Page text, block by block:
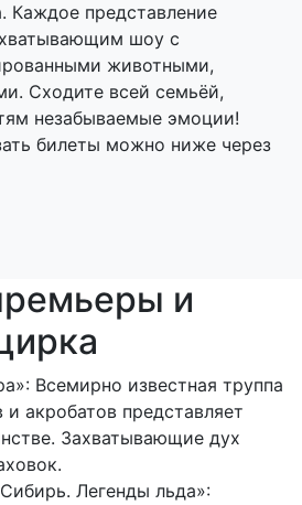
Каждое представление
шоу с
животными,
Сходите всей семьёй,
незабываемые эмоции!
билеты можно ниже через
и
Всемирно известная труппа
и акробатов представляет
Захватывающие дух
Легенды льда»: